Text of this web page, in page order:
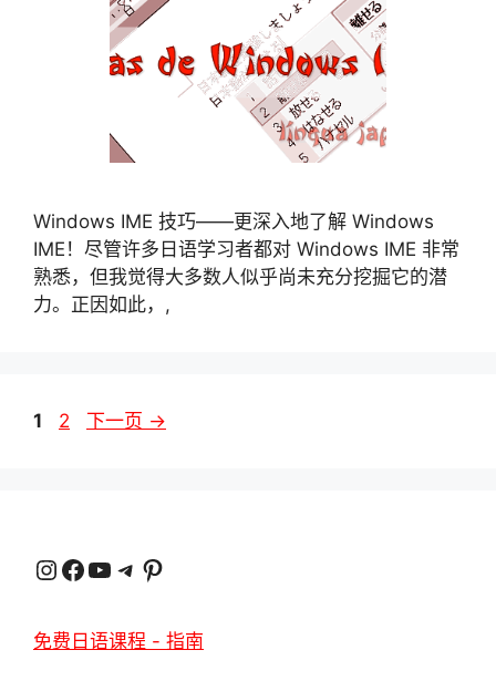
Windows IME 技巧——更深入地了解 Windows
IME！尽管许多日语学习者都对 Windows IME 非常
熟悉，但我觉得大多数人似乎尚未充分挖掘它的潜
力。正因如此，,
页
1
页
2 下一页 →
Instagram 在 Facebook 上YouTube 电报 品趣网
免费日语课程 - 指南